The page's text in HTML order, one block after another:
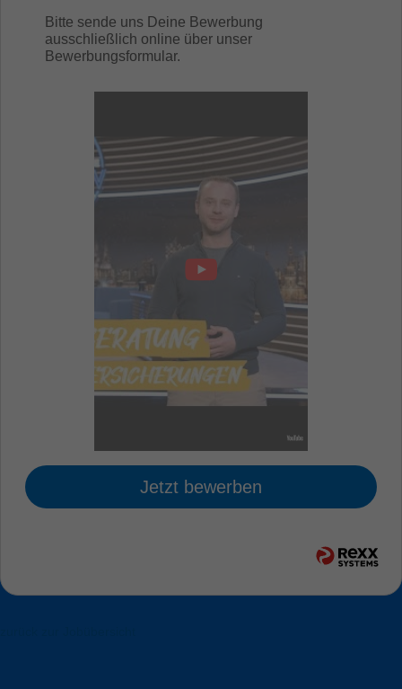
Bitte sende uns Deine Bewerbung
ausschließlich online über unser
Bewerbungsformular.
Jetzt bewerben